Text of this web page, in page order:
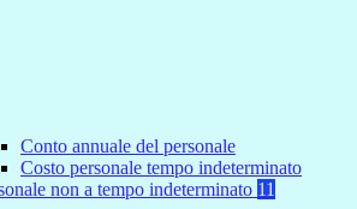
Conto annuale del personale
Costo personale tempo indeterminato
non a tempo indeterminato 11